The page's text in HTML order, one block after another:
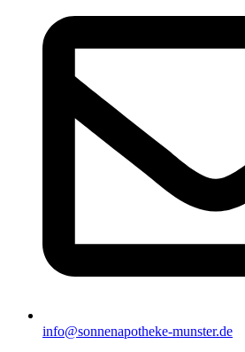
info@sonnenapotheke-munster.de